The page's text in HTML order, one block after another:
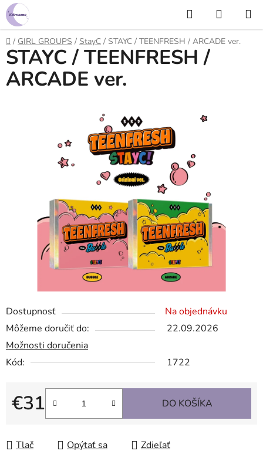
Prejsť
na
obsah
Hľadať
KOŠÍK
Domov
/ GIRL GROUPS / StayC / STAYC / TEENFRESH / ARCADE ver.
Dostupnosť
Na objednávku
Môžeme doručiť do:
22.09.2026
Možnosti doručenia
Kód:
1722
€31
Jednotková cena:
DO KOŠÍKA
Tlač Opýtať sa Zdieľať
STAYC / TEENFRESH /
ARCADE ver.